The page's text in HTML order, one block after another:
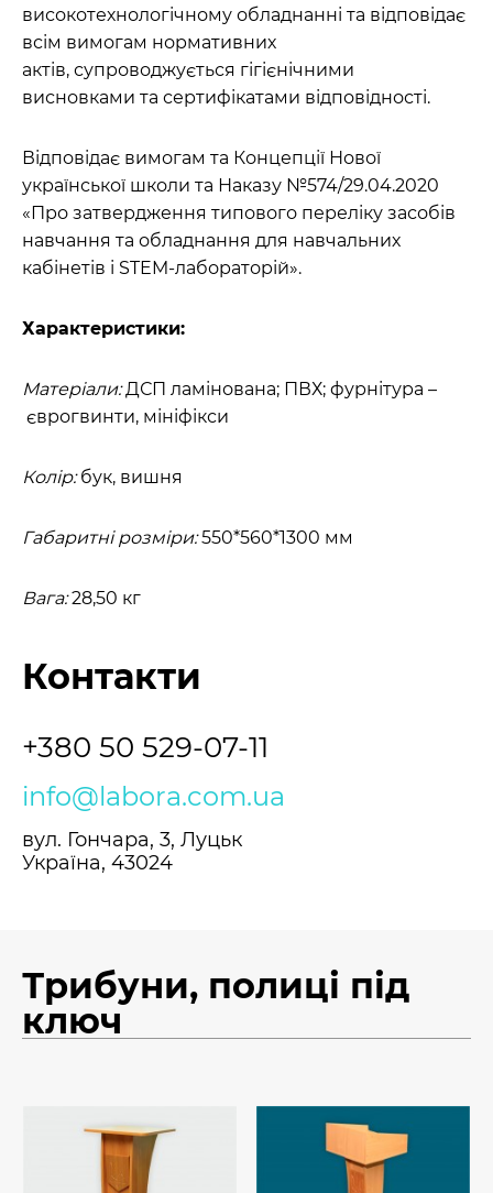
високотехнологічному обладнанні та відповідає
всім вимогам нормативних
актів, супроводжується гігієнічними
висновками та сертифікатами відповідності.
Відповідає вимогам та Концепції Нової
української школи та Наказу №574/29.04.2020
«Про затвердження типового переліку засобів
навчання та обладнання для навчальних
кабінетів і STEM-лабораторій».
Характеристики:
Матеріали:ДСП ламінована; ПВХ; фурнітура –
єврогвинти, мініфікси
Колір:бук, вишня
Габаритні розміри:550*560*1300 мм
Вага:28,50 кг
Контакти
+380 50 529-07-11
info@labora.com.ua
вул. Гончара, 3, Луцьк
Україна, 43024
Трибуни, полиці під
ключ